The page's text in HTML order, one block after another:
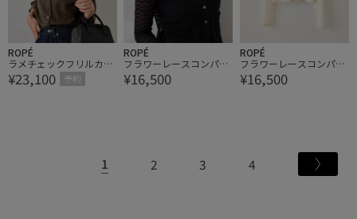
ROPÉ
ラメチェックフリルカラ
ーブラウス/セットアッ
プ対応・イージーケア
¥23,100 予約
ROPÉ
フラワーレースコンパク
トカーディガン/イージ
ーケア【J'aDoRe・ルミ
¥16,500
ROPÉ
フラワーレースコンパク
トカーディガン/イージ
ーケア【J'aDoRe・ルミ
¥16,500
1 2 3 4